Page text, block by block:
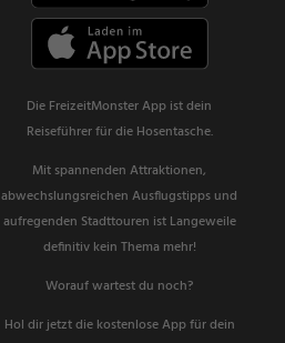
Die FreizeitMonster App ist dein
Reiseführer für die Hosentasche.
Mit spannenden Attraktionen,
abwechslungsreichen Ausflugstipps und
aufregenden Stadttouren ist Langeweile
definitiv kein Thema mehr!
Worauf wartest du noch?
Hol dir jetzt die kostenlose App für dein